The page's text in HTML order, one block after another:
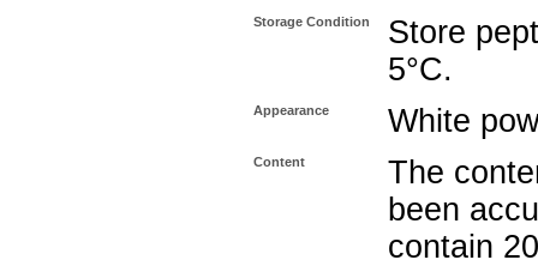
Storage Condition
Store
5°C.
Appearance White
Content
The
been
contain